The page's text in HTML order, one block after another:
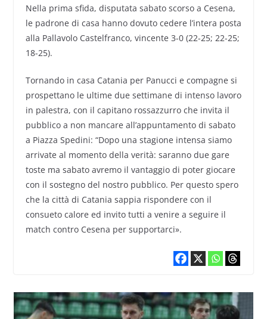
Nella prima sfida, disputata sabato scorso a Cesena,
le padrone di casa hanno dovuto cedere l’intera posta
alla Pallavolo Castelfranco, vincente 3-0 (22-25; 22-25;
18-25).
Tornando in casa Catania per Panucci e compagne si
prospettano le ultime due settimane di intenso lavoro
in palestra, con il capitano rossazzurro che invita il
pubblico a non mancare all’appuntamento di sabato
a Piazza Spedini: “Dopo una stagione intensa siamo
arrivate al momento della verità: saranno due gare
toste ma sabato avremo il vantaggio di poter giocare
con il sostegno del nostro pubblico. Per questo spero
che la città di Catania sappia rispondere con il
consueto calore ed invito tutti a venire a seguire il
match contro Cesena per supportarci».